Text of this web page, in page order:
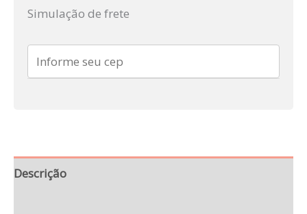
Simulação de frete
Descrição